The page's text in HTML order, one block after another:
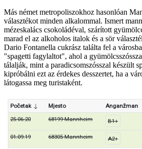
Más német metropoliszokhoz hasonlóan
választékot minden alkalommal. Ismert
mézeskalács csokoládéval, szárított
marad el az alkoholos italok és a sör
Dario Fontanella cukrász találta fel a
"spagetti fagylaltot", ahol a
tálalják, mint a paradicsomszósszal készült
kipróbálni ezt az érdekes desszertet, ha a
látogassa meg turistaként.